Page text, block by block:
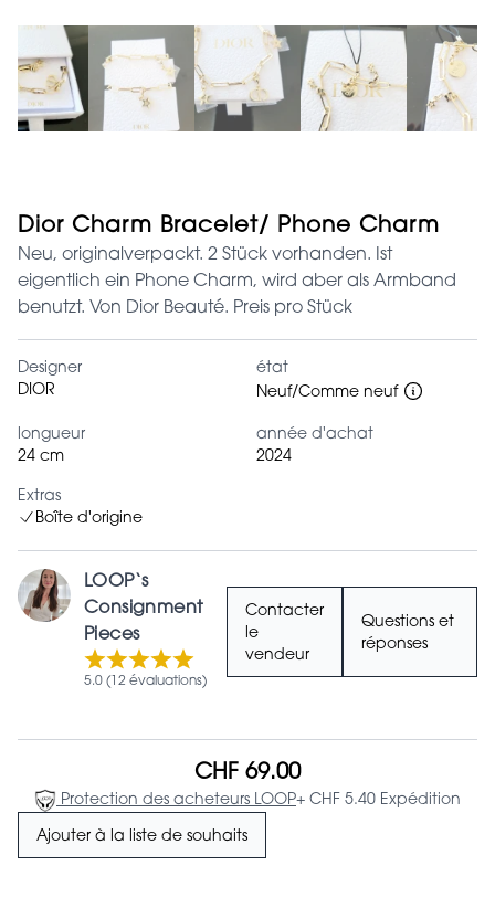
Dior Charm Bracelet/ Phone Charm
Neu, originalverpackt. 2 Stück vorhanden. Ist
eigentlich ein Phone Charm, wird aber als Armband
benutzt. Von Dior Beauté. Preis pro Stück
Designer
DIOR
état
Neuf/Comme neuf
longueur
24 cm
année d'achat
2024
Extras
Boîte d'origine
LOOP‘s
Consignment
Pieces
5.0 (12 évaluations)
Contacter
le
vendeur
Questions et
réponses
CHF 69.00
Protection des acheteurs LOOP+ CHF 5.40 Expédition
Ajouter à la liste de souhaits